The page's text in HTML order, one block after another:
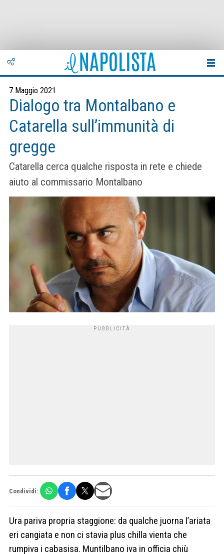
7 Maggio 2021
Dialogo tra Montalbano e
Catarella sull’immunità di
gregge
Catarella cerca qualche risposta in rete e chiede
aiuto al commissario Montalbano
Condividi:
Ura pariva propria staggione: da qualche juorna l’ariata
eri cangiata e non ci stavia plus chilla vienta che
rumpiva i cabasisa. Muntilbano iva in officia chiù